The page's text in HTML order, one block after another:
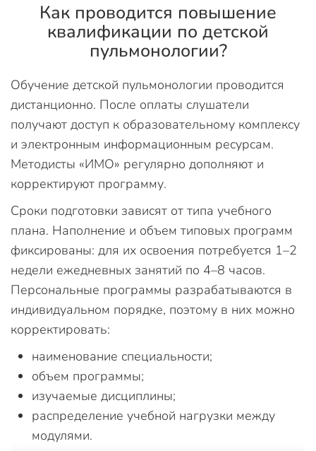
Как проводится повышение
квалификации по детской
пульмонологии?
Обучение детской пульмонологии проводится
дистанционно. После оплаты слушатели
получают доступ к образовательному комплексу
и электронным информационным ресурсам.
Методисты «ИМО» регулярно дополняют и
корректируют программу.
Сроки подготовки зависят от типа учебного
плана. Наполнение и объем типовых программ
фиксированы: для их освоения потребуется 1–2
недели ежедневных занятий по 4–8 часов.
Персональные программы разрабатываются в
индивидуальном порядке, поэтому в них можно
корректировать:
наименование специальности;
объем программы;
изучаемые дисциплины;
распределение учебной нагрузки между
модулями.